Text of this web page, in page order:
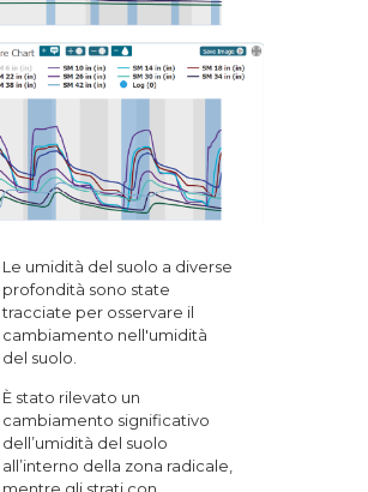
Le umidità del suolo a diverse
profondità sono state
tracciate per osservare il
cambiamento nell'umidità
del suolo.
È stato rilevato un
cambiamento significativo
dell’umidità del suolo
all’interno della zona radicale,